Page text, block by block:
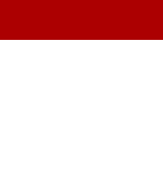
小心近期冒充广州